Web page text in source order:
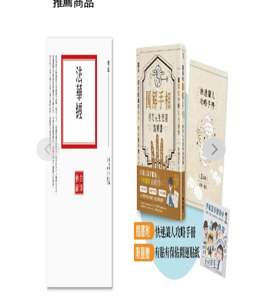
夏多的圖解手相〔你
的人生使用說明
書〕：用掌紋分析8
大運勢，讓你一眼就
能看透感情、財富甚
至是未來！【隨書
附】快速識人攻略手
冊
手相夏多
NT$ 450
NT$356